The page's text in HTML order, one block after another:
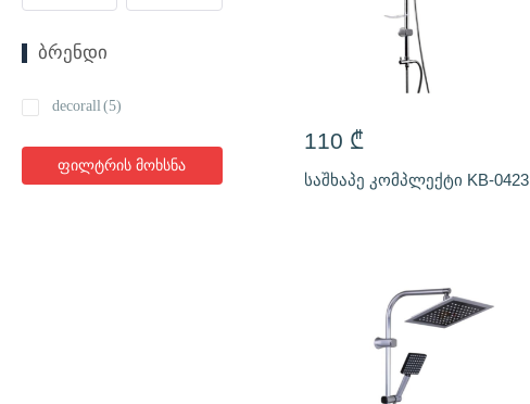
ᲑᲠᲔᲜᲓᲘ
decorall (5)
ფილტრის მოხსნა
110 ₾
საშხაპე კომპლექტი KB-0423